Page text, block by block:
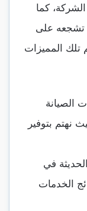
كما
تشجعه على
تلك المميزات
الصيانة
نهتم بتوفير
في
الخدمات